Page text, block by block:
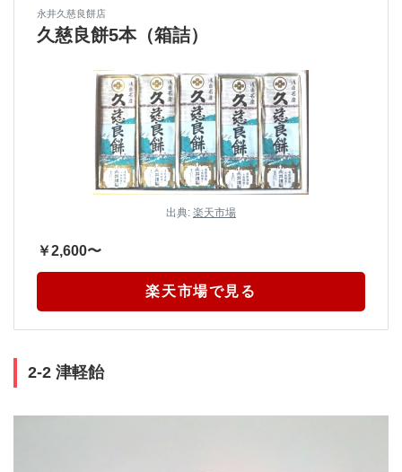
出典: 楽天市場
永井久慈良餅店
久慈良餅5本（箱詰）
￥2,600〜
楽天市場で見る
2-2 津軽飴